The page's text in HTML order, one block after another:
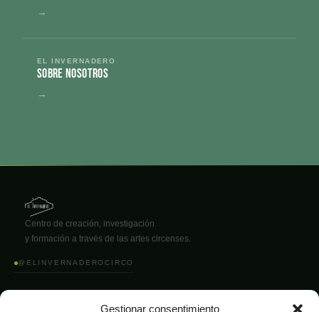
Gestionar consentimiento
→
EL INVERNADERO
Sobre nosotros
→
Centro de creación, investigación
y formación a través de las artes circenses.
@ELINVERNADEROCIRCO